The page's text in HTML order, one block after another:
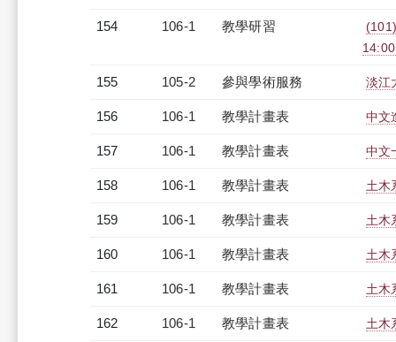
154 106-1 教學研習
155 105-2 參與學術服務 淡江
156 106-1 教學計畫表 中文
157 106-1 教學計畫表 中文
158 106-1 教學計畫表 土木
159 106-1 教學計畫表 土木
160 106-1 教學計畫表 土木
161 106-1 教學計畫表 土木
162 106-1 教學計畫表 土木